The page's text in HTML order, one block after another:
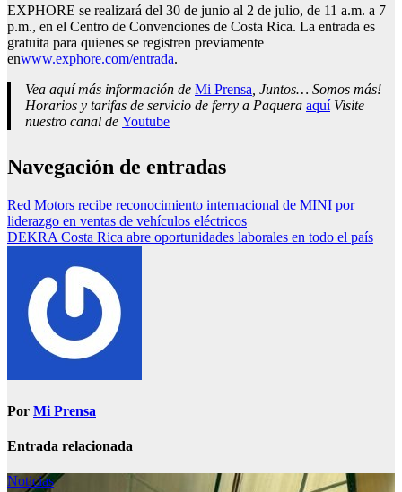
EXPHORE se realizará del 30 de junio al 2 de julio, de 11 a.m. a 7
p.m., en el Centro de Convenciones de Costa Rica. La entrada es
gratuita para quienes se registren previamente
enwww.exphore.com/entrada.
Vea aquí más información de Mi Prensa, Juntos… Somos más! –
Horarios y tarifas de servicio de ferry a Paquera aquíVisite
nuestro canal de Youtube
Navegación de entradas
Red Motors recibe reconocimiento internacional de MINI por
liderazgo en ventas de vehículos eléctricos
DEKRA Costa Rica abre oportunidades laborales en todo el país
Por Mi Prensa
Entrada relacionada
Noticias